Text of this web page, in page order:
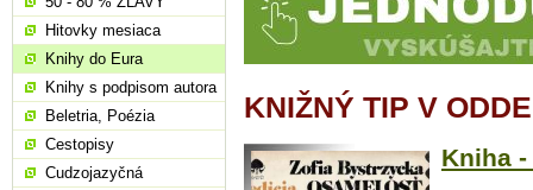
KNIŽNÝ TIP V
Kniha
Hitovky mesiaca
Knihy do Eura
Knihy s podpisom autora
Beletria, Poézia
Cestopisy
Cudzojazyčná